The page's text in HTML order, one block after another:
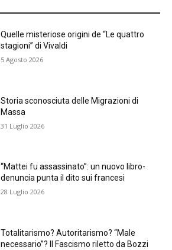
Quelle misteriose origini de “Le quattro
stagioni” di Vivaldi
5 Agosto 2026
Storia sconosciuta delle Migrazioni di
Massa
31 Luglio 2026
“Mattei fu assassinato”: un nuovo libro-
denuncia punta il dito sui francesi
28 Luglio 2026
Totalitarismo? Autoritarismo? “Male
necessario”? Il Fascismo riletto da Bozzi